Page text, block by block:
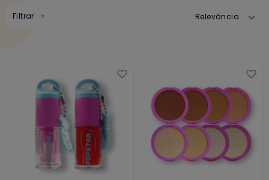
Filtrar Relevância